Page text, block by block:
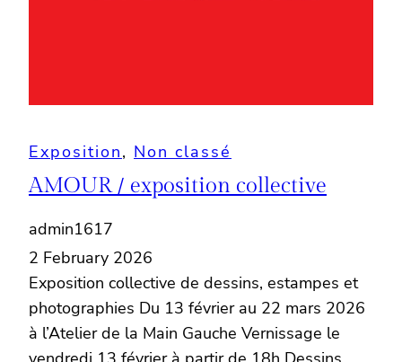
Exposition, Non classé
AMOUR / exposition collective
admin1617
2 February 2026
Exposition collective de dessins, estampes et
photographies Du 13 février au 22 mars 2026
à l’Atelier de la Main Gauche Vernissage le